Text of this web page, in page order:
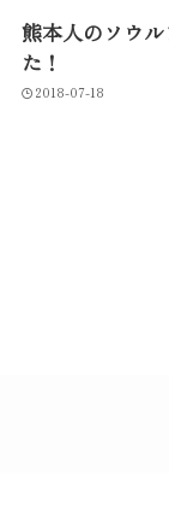
熊本人のソウ
た！
2018-07-18